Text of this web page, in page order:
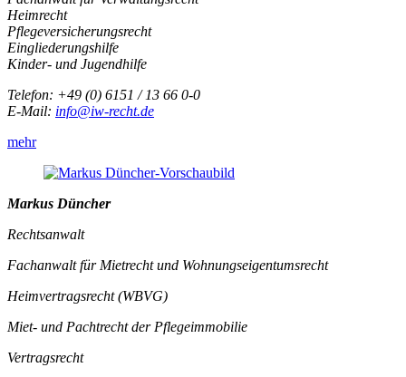
Heimrecht
Pflegeversicherungsrecht
Eingliederungshilfe
Kinder- und Jugendhilfe
Telefon: +49 (0) 6151 / 13 66 0-0
E-Mail: info@iw-recht.de
mehr
Markus Düncher
Rechtsanwalt
Fachanwalt für Mietrecht und Wohnungseigentumsrecht
Heimvertragsrecht (WBVG)
Miet- und Pachtrecht der Pflegeimmobilie
Vertragsrecht